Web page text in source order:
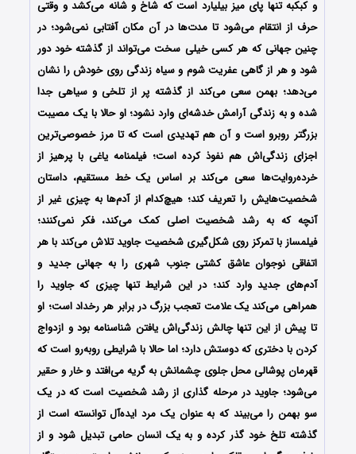
و کبکبه تنها پای میز بیلیارد است که شاخ و شانه می‌کشد و وقتی
حرف از انتقام می‌شود تا مدت‌ها در آن مکان آفتابی نمی‌شود؛ در
چنین جهانی که هر کسی خیلی سخت می‌تواند از گذشته خود دور
شود و هر از گاهی عفریت شوم و سیاه زندگی روی خودش را نشان
می‌دهد؛ بهمن سعی می‌کند از گذشته پر از تلخی و سیاهی جدا
شده و به زندگی آرامش خدشه‌ای وارد نشود؛ او حالا با یک مصیبت
بزرگتر روبرو است و آن هم تهدیدی است که تا مرز خصوصی‌ترین
اجزای زندگی‌اش هم نفوذ کرده است؛ فیلمنامه یاغی با پرهیز از
خرده‌روایت‌ها سعی می‌کند بر اساس یک خط مستقیم، داستان
شخصیت‌هایش را تعریف کند؛ هیچ‌کدام از آدم‌ها به چیزی غیر از
آنچه که به رشد شخصیت اصلی کمک می‌کند، فکر نمی‌کنند؛
فیلمساز با تمرکز روی شکل‌گیری شخصیت جاوید تلاش می‌کند با هر
اتفاقی نوجوان عاشق کشتی جنوب شهری را به جهانی جدید و
آدم‌های جدید وارد کند؛ در این شرایط تنها چیزی که جاوید را
همراهی می‌کند یک علامت تعجب بزرگ در برابر هر رخداد است؛ او
تا پیش از این تنها چالش زندگی‌اش یافتن شناسنامه بود و ازدواج
کردن با دختری که دوستش دارد؛ اما حالا با شرایطی روبه‌رو است که
قهرمان پوشالی محل جلوی چشمانش به گریه می‌افتد و خار و حقیر
می‌شود؛ جاوید در مرحله گذاری از رشد شخصیت است که در یک
سو بهمن را می‌بیند که به عنوان یک مرد ایده‌آل توانسته است از
گذشته تلخ خود گذر کرده و به یک انسان حامی تبدیل شود و از